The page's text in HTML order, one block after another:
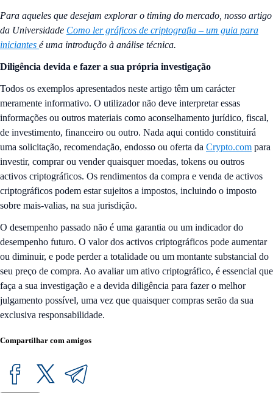
Para aqueles que desejam explorar o timing do mercado, nosso artigo
da Universidade Como ler gráficos de criptografia – um guia para
iniciantes é uma introdução à análise técnica.
Diligência devida e fazer a sua própria investigação
Todos os exemplos apresentados neste artigo têm um carácter
meramente informativo. O utilizador não deve interpretar essas
informações ou outros materiais como aconselhamento jurídico, fiscal,
de investimento, financeiro ou outro. Nada aqui contido constituirá
uma solicitação, recomendação, endosso ou oferta da Crypto.com para
investir, comprar ou vender quaisquer moedas, tokens ou outros
activos criptográficos. Os rendimentos da compra e venda de activos
criptográficos podem estar sujeitos a impostos, incluindo o imposto
sobre mais-valias, na sua jurisdição.
O desempenho passado não é uma garantia ou um indicador do
desempenho futuro. O valor dos activos criptográficos pode aumentar
ou diminuir, e pode perder a totalidade ou um montante substancial do
seu preço de compra. Ao avaliar um ativo criptográfico, é essencial que
faça a sua investigação e a devida diligência para fazer o melhor
julgamento possível, uma vez que quaisquer compras serão da sua
exclusiva responsabilidade.
Compartilhar com amigos